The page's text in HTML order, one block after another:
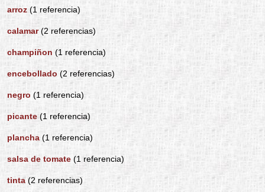
arroz (1 referencia)
calamar(2 referencias)
champiñon (1 referencia)
encebollado (2 referencias)
negro (1 referencia)
picante (1 referencia)
plancha (1 referencia)
salsa de tomate (1 referencia)
tinta (2 referencias)